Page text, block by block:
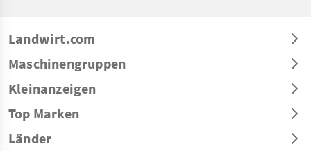
Landwirt.com
Maschinengruppen
Kleinanzeigen
Top Marken
Länder